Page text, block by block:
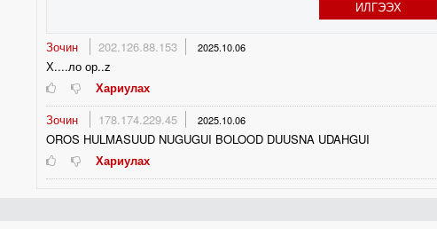
ИЛГЭЭХ
Зочин 202.126.88.153 2025.10.06
Х....ло ор..z
Хариулах
Зочин
178.174.229.45 2025.10.06
OROS HULMASUUD NUGUGUI BOLOOD DUUSNA UDAHGUI
Хариулах